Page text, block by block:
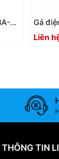
Gá
holder
Liên
THÔNG TIN